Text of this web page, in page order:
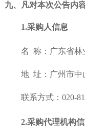
九、凡对本次公告内
1.采购人信息
名 称：广东省林
地址：广州市中
联系方式： 020-
2.采购代理机构